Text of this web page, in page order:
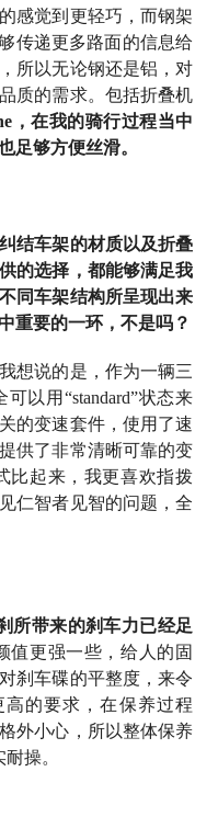
感觉到更轻巧，而钢架
传递更多路面的信息给
所以无论钢还是铝，对
质的需求。包括折叠机
，在我的骑行过程当中
足够方便丝滑。
结车架的材质以及折叠
的选择，都能够满足我
同车架结构所呈现出来
重要的一环，不是吗？
想说的是，作为一辆三
以用“standard”状态来
的变速套件，使用了速
供了非常清晰可靠的变
比起来，我更喜欢指拨
仁智者见智的问题，全
所带来的刹车力已经足
值更强一些，给人的固
刹车碟的平整度，来令
的要求，在保养过程
外小心，所以整体保养
操。